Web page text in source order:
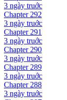
3 ngày truớc
Chapter292
3 ngày truớc
Chapter291
3 ngày truớc
Chapter290
3 ngày truớc
Chapter289
3 ngày truớc
Chapter288
3 ngày truớc